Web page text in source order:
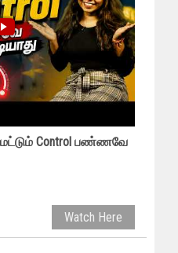
Control பண்ணவே
Watch Here